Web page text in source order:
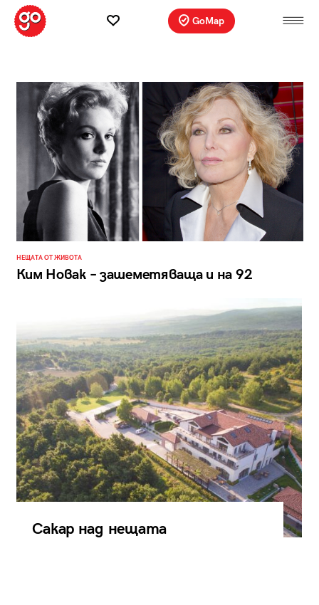
GoMap
НЕЩАТА ОТ ЖИВОТА
Ким Новак – зашеметяваща и на 92
Сакар над нещата